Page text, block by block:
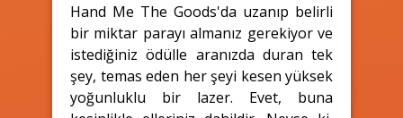
Hand Me The Goods'da uzanıp belirli
bir miktar parayı almanız gerekiyor ve
istediğiniz ödülle aranızda duran tek
şey, temas eden her şeyi kesen yüksek
yoğunluklu bir lazer. Evet, buna